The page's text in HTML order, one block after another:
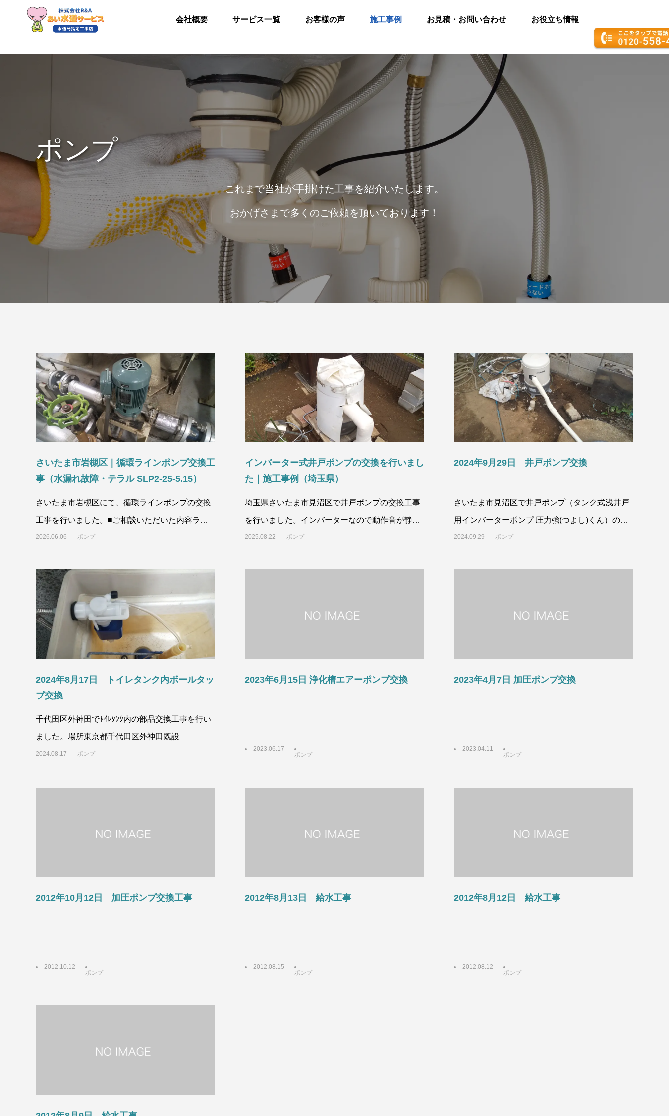
会社概要 サービス一覧 お客様の声 施工事例 お見積・お問い合わせ お役立ち情報
ポンプ
これまで当社が手掛けた工事を紹介いたします。
おかげさまで多くのご依頼を頂いております！
さいたま市岩槻区｜循環ラインポンプ交換工
事（水漏れ故障・テラル SLP2-25-5.15）
さいたま市岩槻区にて、循環ラインポンプの交換
工事を行いました。■ご相談いただいた内容ライ
ンポンプから水漏れが発生している
2026.06.06 ポンプ
インバーター式井戸ポンプの交換を行いまし
た｜施工事例（埼玉県）
埼玉県さいたま市見沼区で井戸ポンプの交換工事
を行いました。インバーターなので動作音が静か
なタイプです。お見積もり
2025.08.22 ポンプ
2024年9月29日 井戸ポンプ交換
さいたま市見沼区で井戸ポンプ（タンク式浅井戸
用インバーターポンプ 圧力強(つよし)くん）の交
換工事を行いました。
2024.09.29 ポンプ
2024年8月17日 トイレタンク内ボールタッ
プ交換
千代田区外神田でﾄｲﾚﾀﾝｸ内の部品交換工事を行い
ました。場所東京都千代田区外神田既設
2024.08.17 ポンプ
2023年6月15日 浄化槽エアーポンプ交換
2023.06.17
ポンプ
2023年4月7日 加圧ポンプ交換
2023.04.11
ポンプ
2012年10月12日 加圧ポンプ交換工事
2012.10.12
ポンプ
2012年8月13日 給水工事
2012.08.15
ポンプ
2012年8月12日 給水工事
2012.08.12
ポンプ